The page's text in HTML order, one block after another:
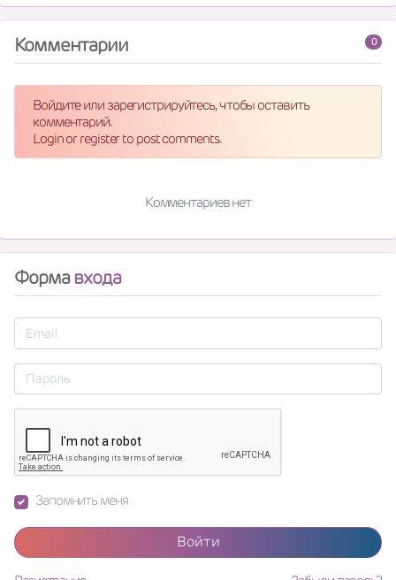
0
Комментарии
Войдите или зарегистрируйтесь, чтобы оставить
комментарий.
Login or register to post comments.
Комментариев нет
Формавхода
Запомнить меня
Войти